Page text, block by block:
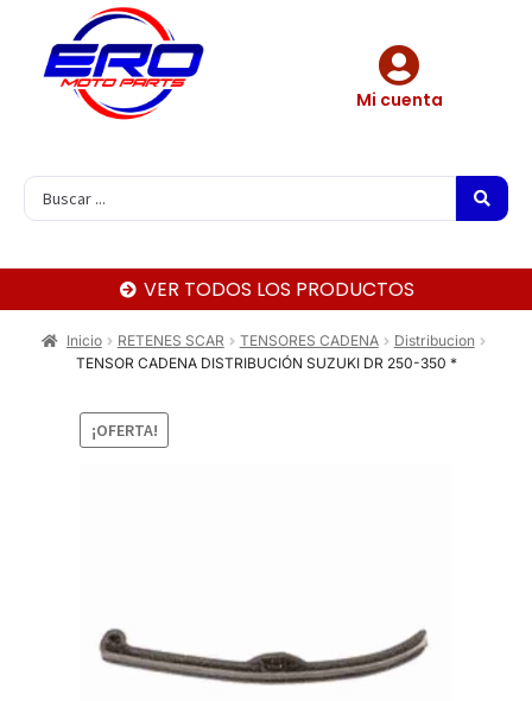
Mi cuenta
VER TODOS LOS PRODUCTOS
Inicio RETENES SCAR TENSORES CADENA
Distribucion
TENSOR CADENA DISTRIBUCIÓN SUZUKI DR 250-350 *
¡OFERTA!